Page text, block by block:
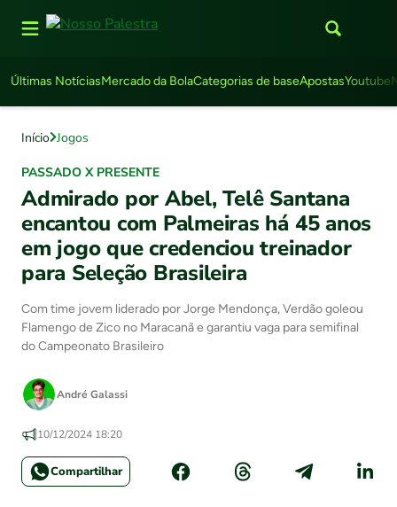
Últimas NotíciasMercado da BolaCategorias de baseApostasYoutube
Início Jogos
PASSADO X PRESENTE
Admirado por Abel, Telê Santana
encantou com Palmeiras há 45 anos
em jogo que credenciou treinador
para Seleção Brasileira
Com time jovem liderado por Jorge Mendonça, Verdão goleou
Flamengo de Zico no Maracanã e garantiu vaga para semifinal
do Campeonato Brasileiro
André Galassi
10/12/2024 18:20
Compartilhar